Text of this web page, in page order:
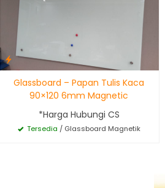
Glassboard – Papan Tulis Kaca
90×120 6mm Magnetic
*Harga Hubungi CS
Tersedia / Glassboard Magnetik